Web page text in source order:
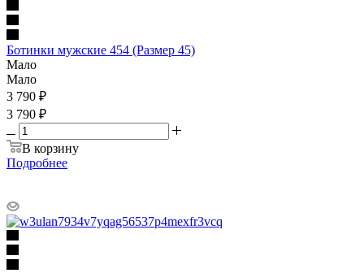
Ботинки мужские 454 (Размер 45)
Мало
Мало
3 790 ₽
3 790 ₽
В корзину
Подробнее